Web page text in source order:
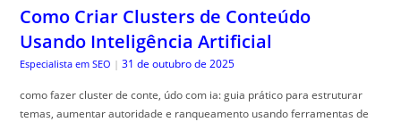
Como Criar Clusters de Conteúdo
Usando Inteligência Artificial
Especialista em SEO | 31 de outubro de 2025
como fazer cluster de conte, údo com ia: guia prático para estruturar
temas, aumentar autoridade e ranqueamento usando ferramentas de